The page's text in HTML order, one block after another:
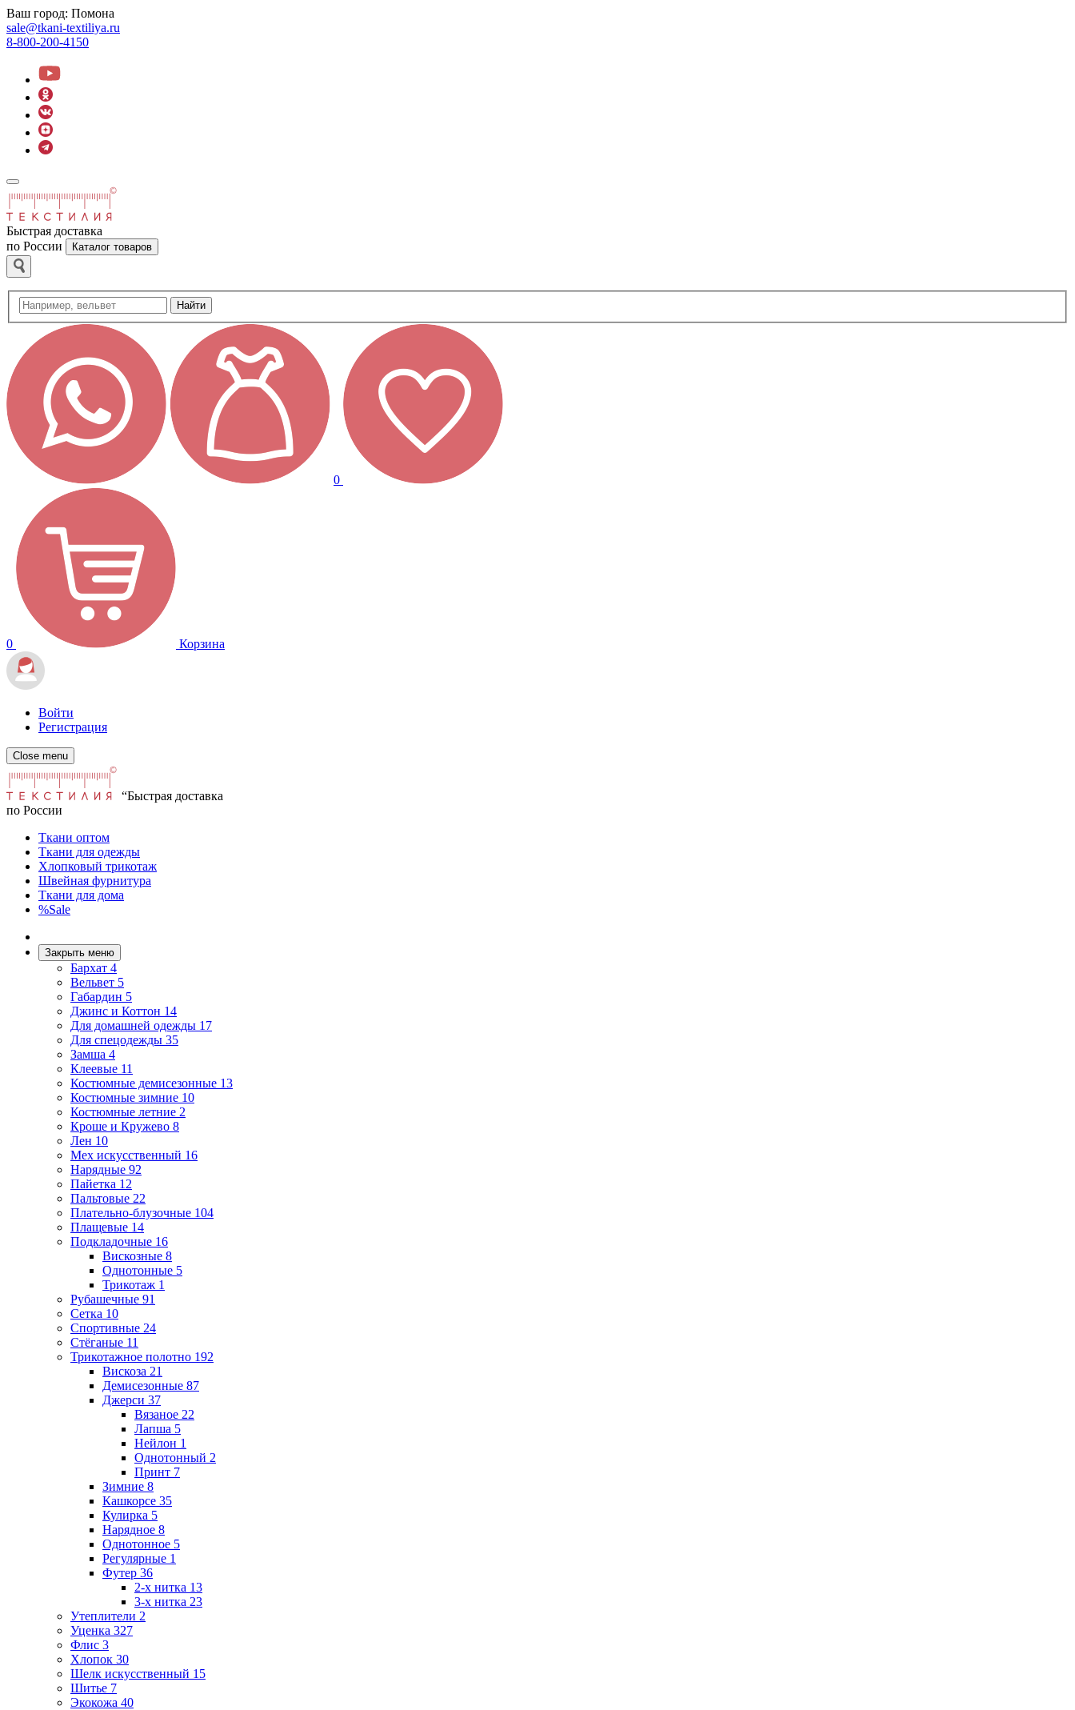
Ваш город: Помона
sale@tkani-textiliya.ru
8-800-200-4150
Быстрая доставка
по России
Каталог товаров
Найти
0
0 Корзина
Войти
Регистрация
Close menu
“Быстрая доставка
по России
Ткани оптом
Ткани для одежды
Хлопковый трикотаж
Швейная фурнитура
Ткани для дома
%Sale
Закрыть меню
Бархат 4
Вельвет 5
Габардин 5
Джинс и Коттон 14
Для домашней одежды 17
Для спецодежды 35
Замша 4
Клеевые 11
Костюмные демисезонные 13
Костюмные зимние 10
Костюмные летние 2
Кроше и Кружево 8
Лен 10
Мех искусственный 16
Нарядные 92
Пайетка 12
Пальтовые 22
Плательно-блузочные 104
Плащевые 14
Подкладочные 16
Вискозные 8
Однотонные 5
Трикотаж 1
Рубашечные 91
Сетка 10
Спортивные 24
Стёганые 11
Трикотажное полотно 192
Вискоза 21
Демисезонные 87
Джерси 37
Вязаное 22
Лапша 5
Нейлон 1
Однотонный 2
Принт 7
Зимние 8
Кашкорсе 35
Кулирка 5
Нарядное 8
Однотонное 5
Регулярные 1
Футер 36
2-х нитка 13
3-х нитка 23
Утеплители 2
Уценка 327
Флис 3
Хлопок 30
Шелк искусственный 15
Шитье 7
Экокожа 40